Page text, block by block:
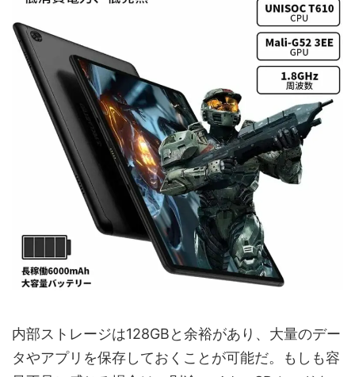
内部ストレージは128GBと余裕があり、大量のデー
タやアプリを保存しておくことが可能だ。もしも容